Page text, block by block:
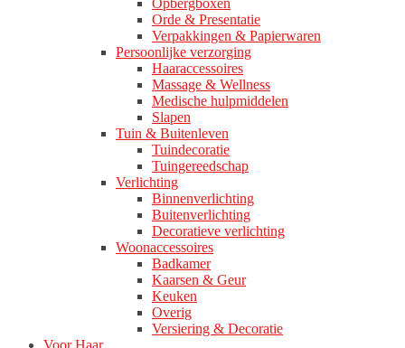
Orde & Presentatie
Verpakkingen & Papierwaren
Persoonlijke verzorging
Haaraccessoires
Massage & Wellness
Medische hulpmiddelen
Slapen
Tuin & Buitenleven
Tuindecoratie
Tuingereedschap
Verlichting
Binnenverlichting
Buitenverlichting
Decoratieve verlichting
Woonaccessoires
Badkamer
Kaarsen & Geur
Keuken
Overig
Versiering & Decoratie
Voor Haar